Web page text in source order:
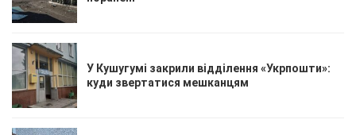
У Кушугумі закрили відділення «Укрпошти»:
куди звертатися мешканцям